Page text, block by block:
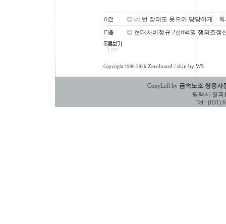
네 번 잘려도 웃으며 당당하게...
현대차비정규 2천6백명 쟁의조정
Copyright 1999-2026 Zeroboard / skin by WS
CopyLeft by 금속노조 쌍용자
평택시 칠괴동
Tel : (031)